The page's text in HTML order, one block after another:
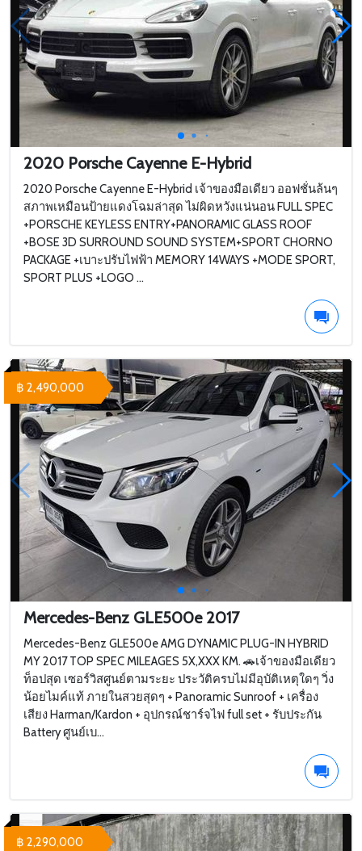
2020 Porsche Cayenne E-Hybrid
2020 Porsche Cayenne E-Hybrid เจ้าของมือเดียว ออฟชั่นล้นๆ
สภาพเหมือนป้ายแดงโฉมล่าสุด ไม่ผิดหวังแน่นอน FULL​ SPEC​
+PORSCHE​ KEYLESS​ ENTRY​ +PANORAMIC​ GLASS​ ROOF
+BOSE 3D​ SURROUND​ SOUND​ SYSTEM​ +SPORT​ CHORNO​
PACKAGE +เบาะปรับไฟฟ้า​ MEMORY​ 14WAYS +MODE​ SPORT​,
SPORT​ PLUS +LOGO​ ...
Mercedes-Benz GLE500e 2017
Mercedes-Benz GLE500e AMG DYNAMIC PLUG-IN HYBRID
MY 2017 TOP SPEC MILEAGES 5X,XXX KM. 🚗เจ้าของมือเดียว
ท็อปสุด เซอร์วิสศูนย์ตามระยะ ประวัติครบไม่มีอุบัติเหตุใดๆ วิ่ง
น้อยไมค์แท้ ภายในสวยสุดๆ + Panoramic Sunroof + เครื่อง
เสียง Harman/Kardon + อุปกรณ์ชาร์จไฟ full set + รับประกัน
Battery ศูนย์เบ...
฿ 2,490,000
฿ 2,290,000